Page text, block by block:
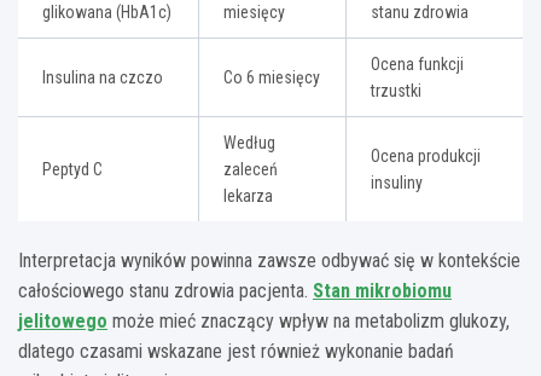
glikowana (HbA1c)
miesięcy
stanu zdrowia
Insulina na czczo Co 6 miesięcy
Ocena funkcji
trzustki
Peptyd C
Według
zaleceń
lekarza
Ocena produkcji
insuliny
Interpretacja wyników powinna zawsze odbywać się w kontekście
całościowego stanu zdrowia pacjenta. Stan mikrobiomu
jelitowego może mieć znaczący wpływ na metabolizm glukozy,
dlatego czasami wskazane jest również wykonanie badań